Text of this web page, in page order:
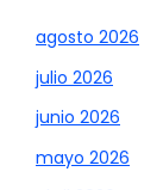
agosto 2026
julio 2026
junio 2026
mayo 2026